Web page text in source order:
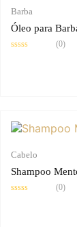
Barba
Óleo para
(0)
Cabelo
Shampoo
(0)